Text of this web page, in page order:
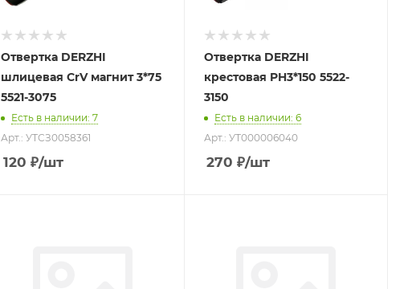
Отвертка DERZHI
шлицевая CrV магнит 3*75
5521-3075
Есть в наличии: 7
Арт.: УТСЗ0058361
120 ₽/шт
Отвертка DERZHI
крестовая PH3*150 5522-
3150
Есть в наличии: 6
Арт.: УТ000006040
270 ₽/шт